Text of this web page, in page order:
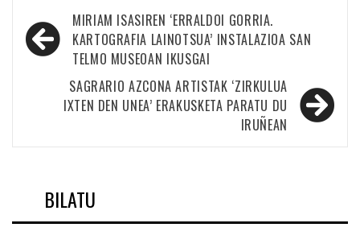
Bidalketetan
zehar
nabigatu
MIRIAM ISASIREN ‘ERRALDOI GORRIA.
KARTOGRAFIA LAINOTSUA’ INSTALAZIOA SAN
TELMO MUSEOAN IKUSGAI
SAGRARIO AZCONA ARTISTAK ‘ZIRKULUA
IXTEN DEN UNEA’ ERAKUSKETA PARATU DU
IRUÑEAN
BILATU